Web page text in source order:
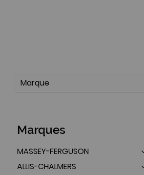
Marque
Marques
MASSEY-FERGUSON
ALLIS-CHALMERS